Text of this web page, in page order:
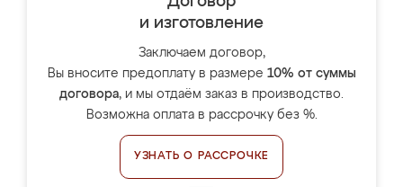
и изготовление
Заключаем договор,
Вы вносите предоплату в размере 10% от суммы
договора, и мы отдаём заказ в производство.
Возможна оплата в рассрочку без %.
УЗНАТЬ О РАССРОЧКЕ